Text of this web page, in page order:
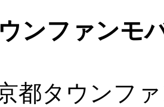
ンファンモ
都タウンフ